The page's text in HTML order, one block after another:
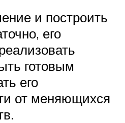
и построить
его
готовым
его
от меняющихся